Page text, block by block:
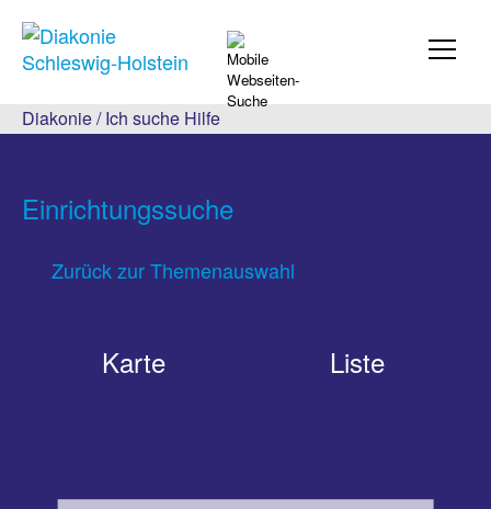
Diakonie/Ich suche Hilfe
Einrichtungssuche
Zurück zur Themenauswahl
Karte Liste